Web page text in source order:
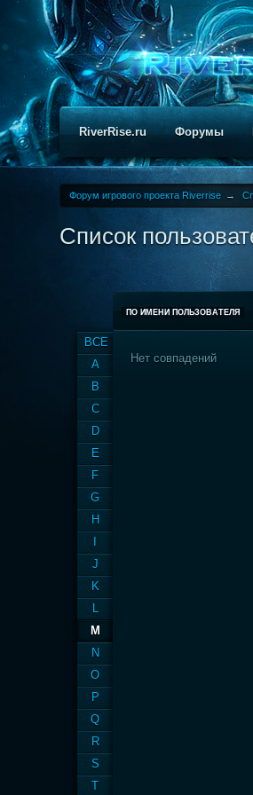
RiverRise.ru Форумы
Форум игрового проекта Riverrise →
Список
ВСЕ
A
B
C
D
E
F
G
H
J
K
L
M
N
O
P
Q
R
S
T
ПО ИМЕНИ ПОЛЬЗОВАТЕЛЯ
Нет совпадений